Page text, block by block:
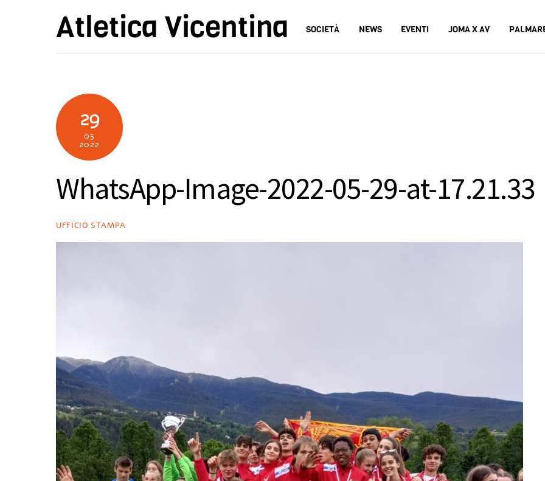
Atletica Vicentina SOCIETÀ NEWS EVENTI JOMA X AV
29
05
2022
WhatsApp-Image-2022-05-29-at-17.21.33
UFFICIO STAMPA